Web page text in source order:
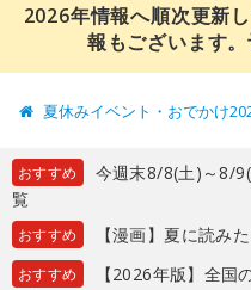
2026年情報へ順次更新
報もございます。
夏休みイベント・おでかけ
おすすめ
今週末8/8(土)～8/
覧
おすすめ 【漫画】夏に読み
おすすめ
【2026年版】全国